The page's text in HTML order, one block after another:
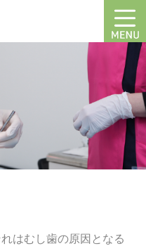
はむし歯の原因となる